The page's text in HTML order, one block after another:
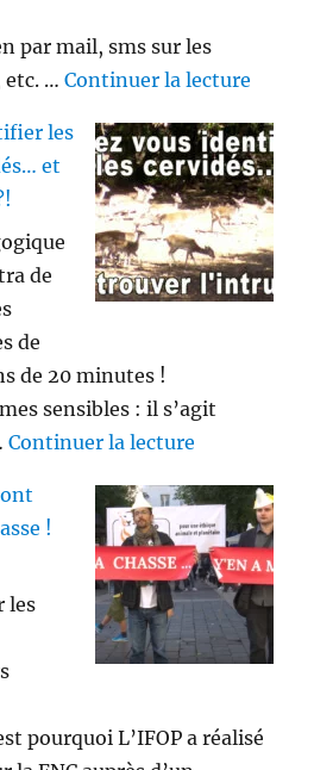
par mail, sms sur les
etc. …Continuer la lecture
les
et
de
de
de 20 minutes !
sensibles : il s’agit
Continuer la lecture
!
les
pourquoi L’IFOP a réalisé